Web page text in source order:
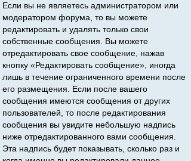
Если вы не являетесь администратором или
модератором форума, то вы можете
редактировать и удалять только свои
собственные сообщения. Вы можете
отредактировать свое сообщение, нажав
кнопку «Редактировать сообщение», иногда
лишь в течение ограниченного времени после
его размещения. Если после вашего
сообщения имеются сообщения от других
пользователей, то после редактирования
сообщения вы увидите небольшую надпись
ниже отредактированного вами сообщения.
Эта надпись будет показывать, сколько раз и